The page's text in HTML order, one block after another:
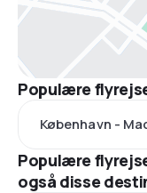
Populære
København -
Populære
også disse